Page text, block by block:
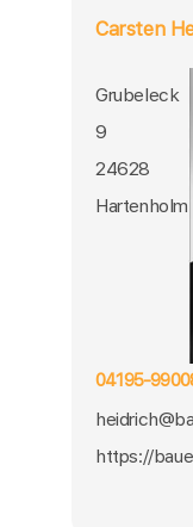
Carsten
Grubeleck
9
24628
Hartenholm
04195-
https://